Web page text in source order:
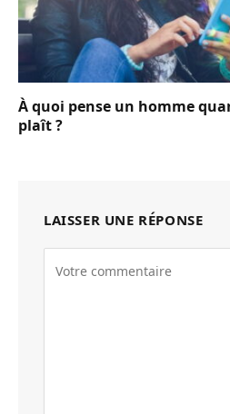
À quoi pense un homme
plaît ?
LAISSER UNE RÉPONSE